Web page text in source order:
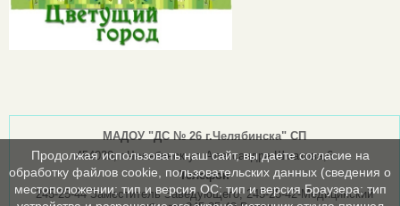
МАДОУ "ДС № 26 г.Челябинска" СП
454030, г.Челябинск ул.Александра Шмакова,6
Телефон
245-25-44 Заместитель Заведующего; 245-25-42-Медицинский
Продолжая использовать наш сайт, вы даете согласие на
обработку файлов cookie, пользовательских данных (сведения о
местоположении; тип и версия ОС; тип и версия Браузера; тип